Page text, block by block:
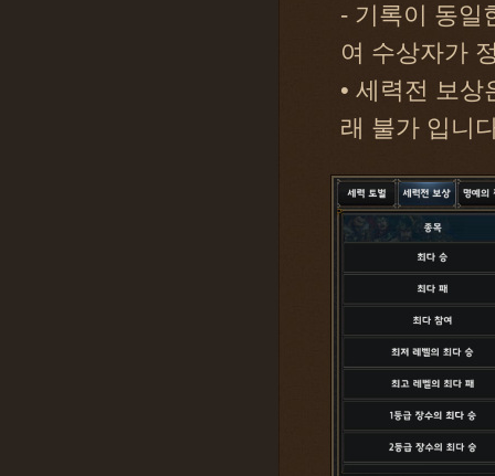
- 기록이 동일
여 수상자가
• 세력전 보
래 불가 입니